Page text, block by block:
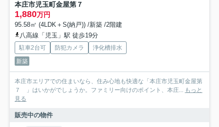
本庄市児玉町金屋第７
1,880万円
95.58㎡ (4LDK＋S(納戸)) /新築 /2階建
八高線「児玉」駅 徒歩19分
駐車2台可 防犯カメラ
浄化槽排水
新築
本庄市エリアでの住まいなら、住み心地も快適な「本庄市児玉町金屋第
７ 」はいかがでしょうか。ファミリー向けのポイント、本庄... もっと
見る
販売中の物件